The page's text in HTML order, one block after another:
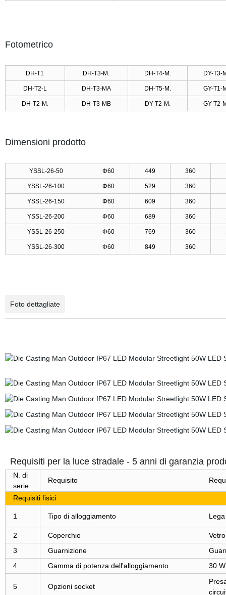
Fotometrico
DH-T1 DH-T3-M. DH-T4-M. DY-T3-
DH-T2-L DH-T3-MA DH-T5-M. GY-T1-
DH-T2-M. DH-T3-MB DY-T2-M. GY-T2-
Dimensioni prodotto
YSSL-26-50 Φ60 449 360
YSSL-26-100 Φ60 529 360
YSSL-26-150 Φ60 609 360
YSSL-26-200 Φ60 689 360
YSSL-26-250 Φ60 769 360
YSSL-26-300 Φ60 849 360
Foto dettagliate
Requisiti per la luce stradale - 5 anni di garanzia
N. di
serie
Requisito
Requisiti fisici
1 Tipo di alloggiamento
2 Coperchio
3
Guarnizione
4
Gamma di potenza dell'alloggiamento 30
5 Opzioni socket